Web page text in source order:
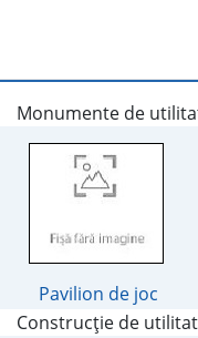
Monumente de
Pavilion de joc
Construcţie de